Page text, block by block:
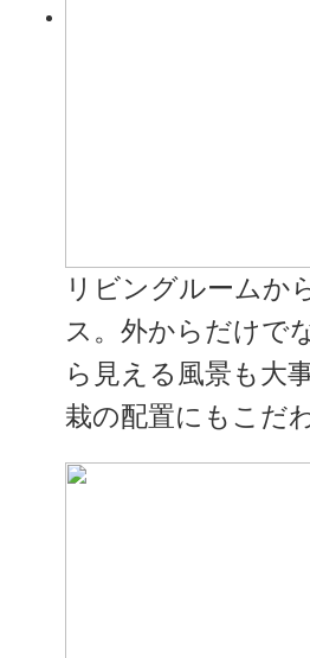
リビングルームか
ス。外からだけで
ら見える風景も大
栽の配置にもこだ